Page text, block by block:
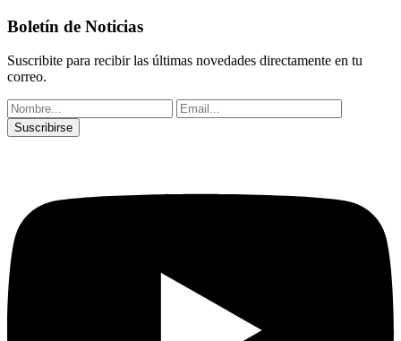
Boletín de Noticias
Suscribite para recibir las últimas novedades directamente en tu
correo.
Suscribirse